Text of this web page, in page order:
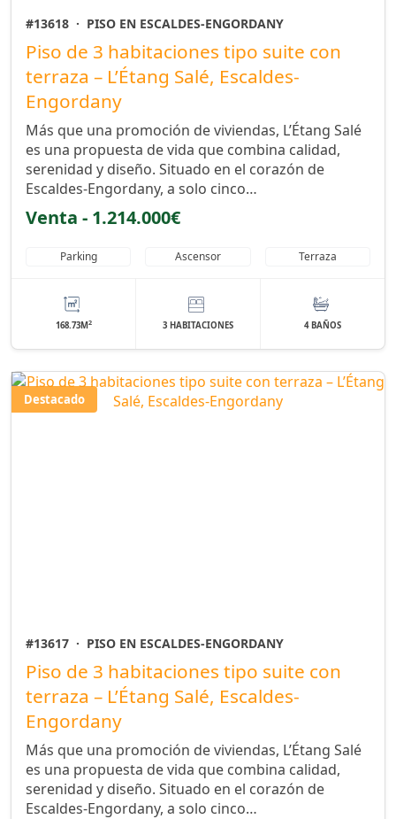
#13618 · PISO EN ESCALDES-ENGORDANY
Piso de 3 habitaciones tipo suite con
terraza – L’Étang Salé, Escaldes-
Engordany
Más que una promoción de viviendas, L’Étang Salé
es una propuesta de vida que combina calidad,
serenidad y diseño. Situado en el corazón de
Escaldes-Engordany, a solo cinco…
Venta - 1.214.000€
Parking Ascensor Terraza
168.73M2 3 HABITACIONES 4 BAÑOS
Destacado
#13617 · PISO EN ESCALDES-ENGORDANY
Piso de 3 habitaciones tipo suite con
terraza – L’Étang Salé, Escaldes-
Engordany
Más que una promoción de viviendas, L’Étang Salé
es una propuesta de vida que combina calidad,
serenidad y diseño. Situado en el corazón de
Escaldes-Engordany, a solo cinco…